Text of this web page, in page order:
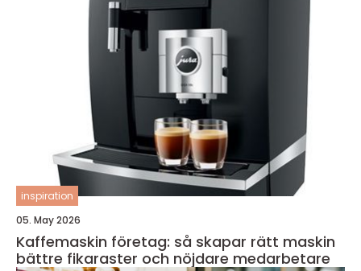
inspiration
05. May 2026
Kaffemaskin företag: så skapar rätt maskin
bättre fikaraster och nöjdare medarbetare